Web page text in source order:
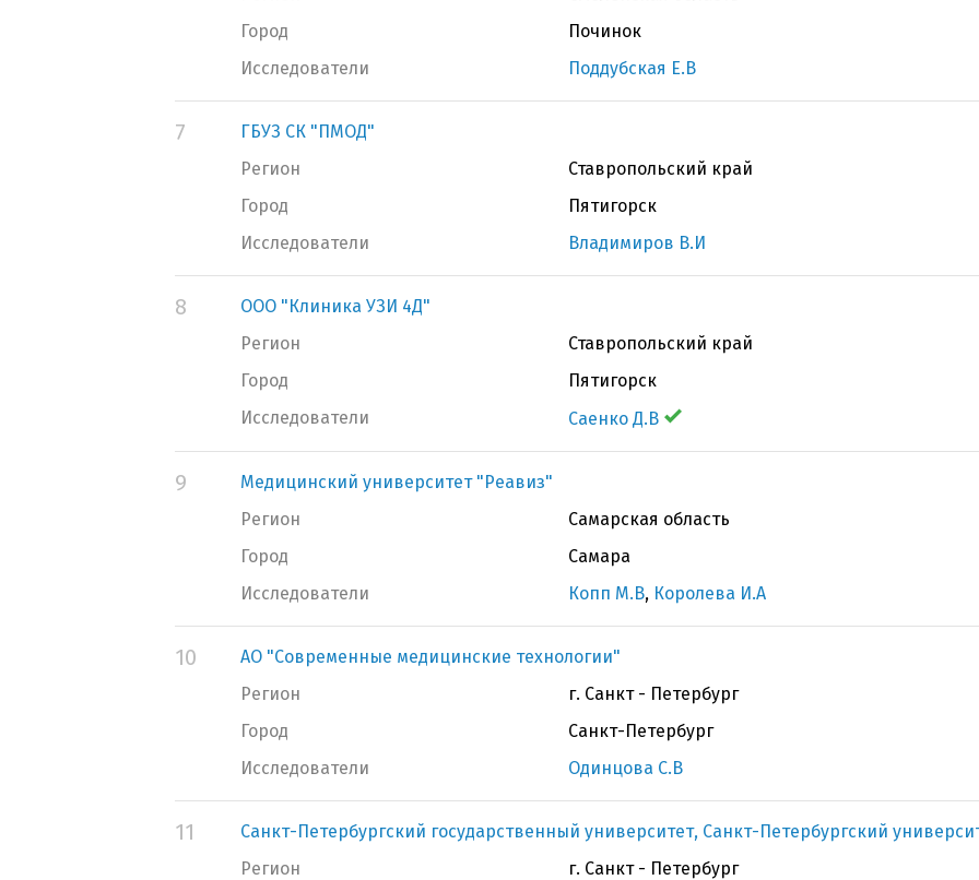
Город
Починок
Исследователи
Поддубская Е.В
7
ГБУЗ СК "ПМОД"
Регион
Ставропольский край
Город
Пятигорск
Исследователи
Владимиров В.И
8
ООО "Клиника УЗИ 4Д"
Регион
Ставропольский край
Город
Пятигорск
Исследователи
Саенко Д.В
9
Медицинский университет "Реавиз"
Регион
Самарская область
Город
Самара
Исследователи
Копп М.В, Королева И.А
10
АО "Современные медицинские технологии"
Регион
г. Санкт - Петербург
Город
Санкт-Петербург
Исследователи
Одинцова С.В
11
Санкт-Петербургский государственный университет, Санкт-Петербургский
Регион
г. Санкт - Петербург